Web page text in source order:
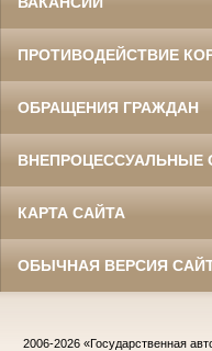
ПРОТИВОДЕЙСТВИЕ
ОБРАЩЕНИЯ ГРАЖДАН
ВНЕПРОЦЕССУАЛЬНЫЕ
КАРТА САЙТА
ОБЫЧНАЯ ВЕРСИЯ
2006-2026 «Государственная